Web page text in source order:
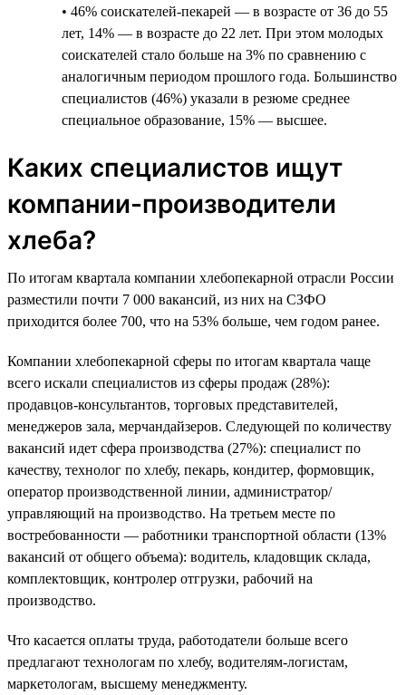
• 46% соискателей-пекарей — в возрасте от 36 до 55
лет, 14% — в возрасте до 22 лет. При этом молодых
соискателей стало больше на 3% по сравнению с
аналогичным периодом прошлого года. Большинство
специалистов (46%) указали в резюме среднее
специальное образование, 15% — высшее.
Каких специалистов ищут
компании-производители
хлеба?
По итогам квартала компании хлебопекарной отрасли России
разместили почти 7 000 вакансий, из них на СЗФО
приходится более 700, что на 53% больше, чем годом ранее.
Компании хлебопекарной сферы по итогам квартала чаще
всего искали специалистов из сферы продаж (28%):
продавцов-консультантов, торговых представителей,
менеджеров зала, мерчандайзеров. Следующей по количеству
вакансий идет сфера производства (27%): специалист по
качеству, технолог по хлебу, пекарь, кондитер, формовщик,
оператор производственной линии, администратор/
управляющий на производство. На третьем месте по
востребованности — работники транспортной области (13%
вакансий от общего объема): водитель, кладовщик склада,
комплектовщик, контролер отгрузки, рабочий на
производство.
Что касается оплаты труда, работодатели больше всего
предлагают технологам по хлебу, водителям-логистам,
маркетологам, высшему менеджменту.